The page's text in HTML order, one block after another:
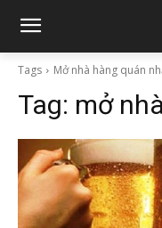
Tags Mở nhà hàng quán
Tag: mở